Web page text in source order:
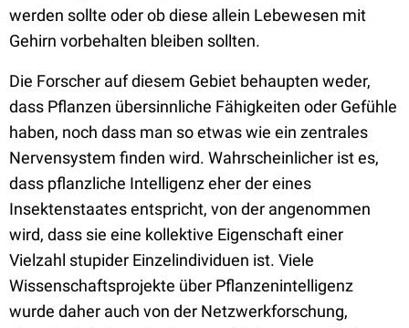
werden sollte oder ob diese allein Lebewesen mit
Gehirn vorbehalten bleiben sollten.
Die Forscher auf diesem Gebiet behaupten weder,
dass Pflanzen übersinnliche Fähigkeiten oder Gefühle
haben, noch dass man so etwas wie ein zentrales
Nervensystem finden wird. Wahrscheinlicher ist es,
dass pflanzliche Intelligenz eher der eines
Insektenstaates entspricht, von der angenommen
wird, dass sie eine kollektive Eigenschaft einer
Vielzahl stupider Einzelindividuen ist. Viele
Wissenschaftsprojekte über Pflanzenintelligenz
wurde daher auch von der Netzwerkforschung,